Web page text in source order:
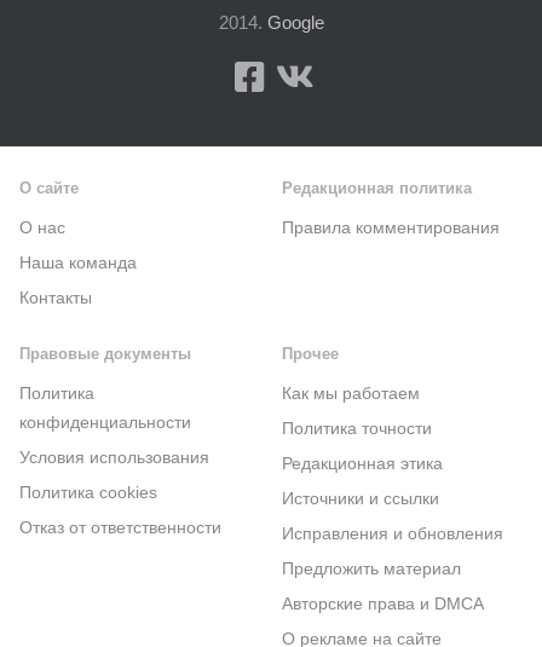
2014. Google
О сайте
О нас
Наша команда
Контакты
Редакционная политика
Правила комментирования
Правовые документы
Политика
конфиденциальности
Условия использования
Политика cookies
Отказ от ответственности
Прочее
Как мы работаем
Политика точности
Редакционная этика
Источники и ссылки
Исправления и обновления
Предложить материал
Авторские права и DMCA
О рекламе на сайте